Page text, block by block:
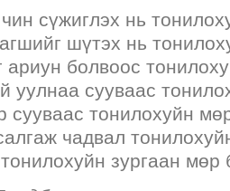
сүжиглэх нь
шүтэх нь
ариун болвоос
уулнаа сууваас
сууваас тонилохуйн
чадвал
зургаан мөр